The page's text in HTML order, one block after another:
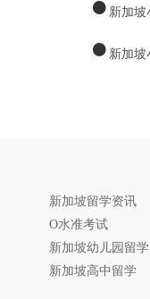
新加坡
● 新加坡
新加坡留学资讯
O水准考试
新加坡幼儿园留学
新加坡高中留学